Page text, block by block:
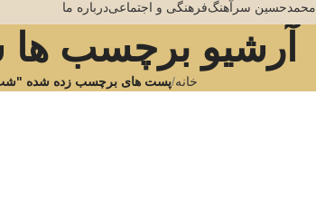
محمدحسین سرآهنگفرهنگی و اجتماعیدرباره ما
آرشیو برچسب ها
خانه پست های برچسب زده شده "شب